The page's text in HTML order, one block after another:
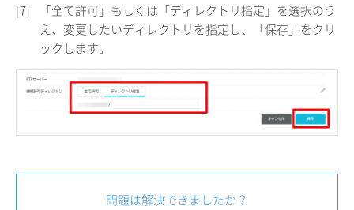
[7]
「全て許可」もしくは「ディレクトリ指定」を選択のう
え、変更したいディレクトリを指定し、「保存」をクリ
ックします。
問題は解決できましたか？